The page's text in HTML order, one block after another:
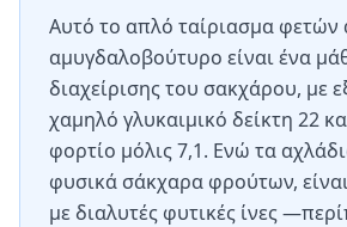
Αυτό το απλό ταίριασμα φετών
αμυγδαλοβούτυρο είναι ένα
διαχείρισης του σακχάρου, με
χαμηλό γλυκαιμικό δείκτη 22
φορτίο μόλις 7,1. Ενώ τα
φυσικά σάκχαρα φρούτων,
με διαλυτές φυτικές ίνες